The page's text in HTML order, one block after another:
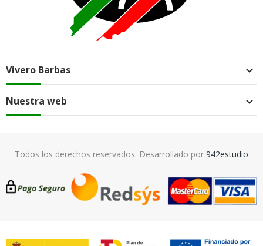
Vivero Barbas 
Nuestra web 
Todos los derechos reservados. Desarrollado por 942estudio